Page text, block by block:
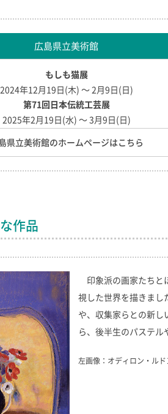
広島県立美術館
もしも猫展
2024年12月19日(木) ～ 2月9日(日)
第71回日本伝統工芸展
2025年2月19日(水) ～ 3月9日(日)
県立美術館のホームページはこちら
作品
印象派の画家たちと
視した世界を描きまし
や、収集家らとの新
ら、後半生のパステル
左画像：オディロン・ル